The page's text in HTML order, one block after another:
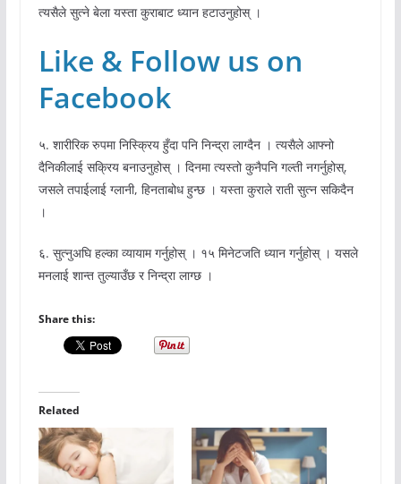
त्यसैले सुत्ने बेला यस्ता कुराबाट ध्यान हटाउनुहोस् ।
Like & Follow us on
Facebook
५. शारीरिक रुपमा निस्क्रिय हुँदा पनि निन्द्रा लाग्दैन । त्यसैले आफ्नो
दैनिकीलाई सक्रिय बनाउनुहोस् । दिनमा त्यस्तो कुनैपनि गल्ती नगर्नुहोस्,
जसले तपाईलाई ग्लानी, हिनताबोध हुन्छ । यस्ता कुराले राती सुत्न सकिदैन
।
६. सुत्नुअघि हल्का व्यायाम गर्नुहोस् । १५ मिनेटजति ध्यान गर्नुहोस् । यसले
मनलाई शान्त तुल्याउँछ र निन्द्रा लाग्छ ।
Share this:
Related